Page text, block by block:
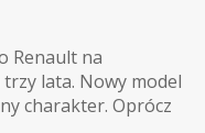
Renault na
lata. Nowy model
charakter. Oprócz